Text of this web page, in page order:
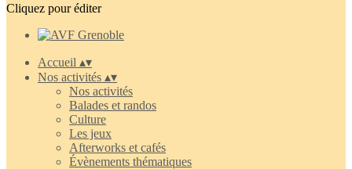
Cliquez pour éditer
Accueil ▴▾
Nos activités ▴▾
Nos activités
Balades et randos
Culture
Les jeux
Afterworks et cafés
Évènements thématiques